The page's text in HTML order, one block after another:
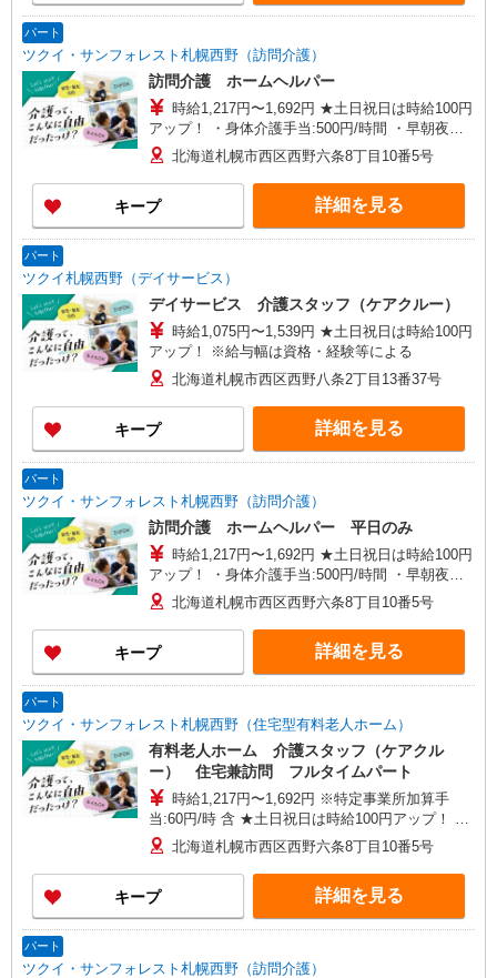
パート
ツクイ・サンフォレスト札幌西野（訪問介護）
訪問介護 ホームヘルパー
時給1,217円〜1,692円 ★土日祝日は時給100円
アップ！ ・身体介護手当:500円/時間 ・早朝夜間
深夜手当:300円/時間 （18:00〜翌07:59の時間
帯） ・ICT手当:2,000円/月 ・深夜割増は別途支給
・ケア→ケアの移動時間も賃金（時給）を支給 ※
特定事業所加算手当:60円/時間含む ※給与幅は資
格・経験等による
北海道札幌市西区西野六条8丁目10番5号
キープ 詳細を見る
パート
ツクイ札幌西野（デイサービス）
デイサービス 介護スタッフ（ケアクルー）
時給1,075円〜1,539円 ★土日祝日は時給100円
アップ！ ※給与幅は資格・経験等による
北海道札幌市西区西野八条2丁目13番37号
キープ 詳細を見る
パート
ツクイ・サンフォレスト札幌西野（訪問介護）
訪問介護 ホームヘルパー 平日のみ
時給1,217円〜1,692円 ★土日祝日は時給100円
アップ！ ・身体介護手当:500円/時間 ・早朝夜間
深夜手当:300円/時間 （18:00〜翌07:59の時間
帯） ・ICT手当:2,000円/月 ・深夜割増は別途支給
・ケア→ケアの移動時間も賃金（時給）を支給 ※
特定事業所加算手当:60円/時間含む ※給与幅は資
格・経験等による
北海道札幌市西区西野六条8丁目10番5号
キープ 詳細を見る
パート
ツクイ・サンフォレスト札幌西野（住宅型有料老人ホーム）
有料老人ホーム 介護スタッフ（ケアクル
ー） 住宅兼訪問 フルタイムパート
時給1,217円〜1,692円 ※特定事業所加算手
当:60円/時 含 ★土日祝日は時給100円アップ！ ★
夜勤手当 7,000円/回 ※給与幅は資格・経験等
による
北海道札幌市西区西野六条8丁目10番5号
キープ 詳細を見る
パート
ツクイ・サンフォレスト札幌西野（訪問介護）